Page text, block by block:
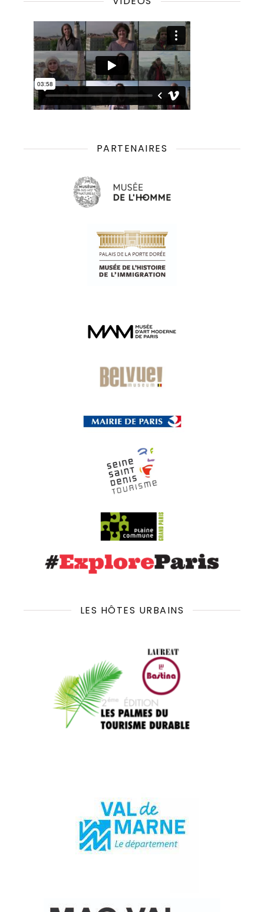
PARTENAIRES
LES HÔTES URBAINS